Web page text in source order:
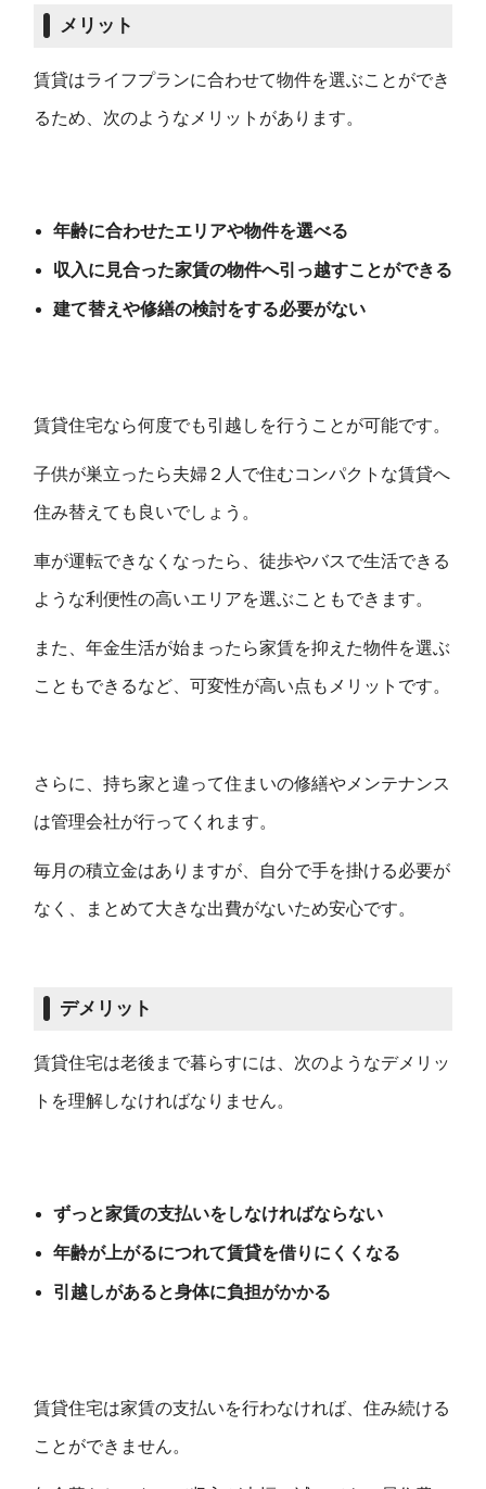
メリット
賃貸はライフプランに合わせて物件を選ぶことができ
るため、次のようなメリットがあります。
年齢に合わせたエリアや物件を選べる
収入に見合った家賃の物件へ引っ越すことができる
建て替えや修繕の検討をする必要がない
賃貸住宅なら何度でも引越しを行うことが可能です。
子供が巣立ったら夫婦２人で住むコンパクトな賃貸へ
住み替えても良いでしょう。
車が運転できなくなったら、徒歩やバスで生活できる
ような利便性の高いエリアを選ぶこともできます。
また、年金生活が始まったら家賃を抑えた物件を選ぶ
こともできるなど、可変性が高い点もメリットです。
さらに、持ち家と違って住まいの修繕やメンテナンス
は管理会社が行ってくれます。
毎月の積立金はありますが、自分で手を掛ける必要が
なく、まとめて大きな出費がないため安心です。
デメリット
賃貸住宅は老後まで暮らすには、次のようなデメリッ
トを理解しなければなりません。
ずっと家賃の支払いをしなければならない
年齢が上がるにつれて賃貸を借りにくくなる
引越しがあると身体に負担がかかる
賃貸住宅は家賃の支払いを行わなければ、住み続ける
ことができません。